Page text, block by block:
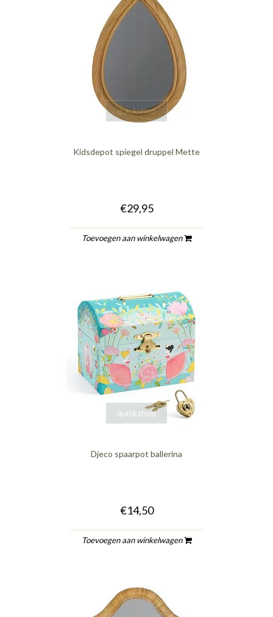
quickshop
Kidsdepot spiegel druppel Mette
€29,95
Toevoegen aan winkelwagen
quickshop
Djeco spaarpot ballerina
€14,50
Toevoegen aan winkelwagen